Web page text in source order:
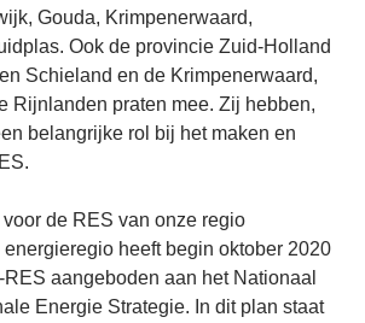
Gouda, Krimpenerwaard,
Ook de provincie Zuid-Holland
Schieland en de Krimpenerwaard,
Rijnlanden praten mee. Zij hebben,
belangrijke rol bij het maken en
de RES van onze regio
heeft begin oktober 2020
aangeboden aan het Nationaal
Energie Strategie. In dit plan staat